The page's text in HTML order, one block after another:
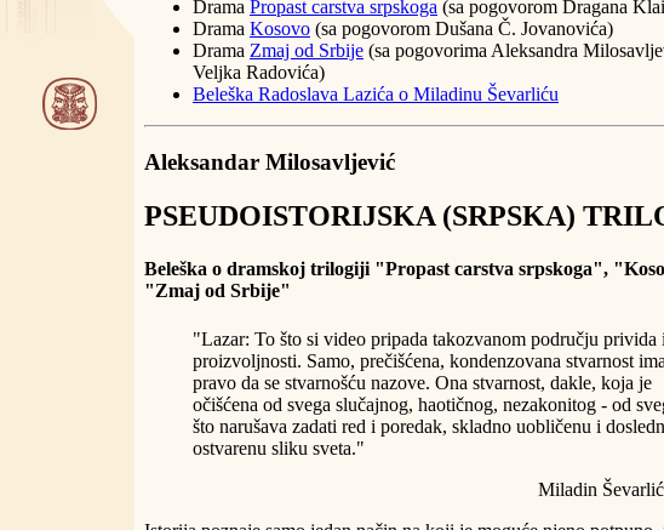
Drama Propast carstva srpskoga (sa pogovorom Dragana
Drama Kosovo (sa pogovorom Dušana Č. Jovanovića)
Drama Zmaj od Srbije (sa pogovorima Aleksandra
Veljka Radovića)
Beleška Radoslava Lazića o Miladinu Ševarliću
Aleksandar Milosavljević
PSEUDOISTORIJSKA (SRPSKA)
Beleška o dramskoj trilogiji "Propast carstva srpskoga",
"Zmaj od Srbije"
"Lazar: To što si video pripada takozvanom području privida
proizvoljnosti. Samo, prečišćena, kondenzovana stvarnost ima
pravo da se stvarnošću nazove. Ona stvarnost, dakle, koja je
očišćena od svega slučajnog, haotičnog, nezakonitog - od
što narušava zadati red i poredak, skladno uobličenu i
ostvarenu sliku sveta."
Miladin